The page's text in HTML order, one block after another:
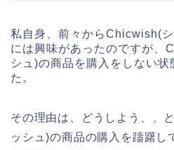
私自身、前々からChicwish(
には興味があったのですが、
シュ)の商品を購入をしない
た。
その理由は、どうしよう、、
ッシュ)の商品の購入を躊躇し